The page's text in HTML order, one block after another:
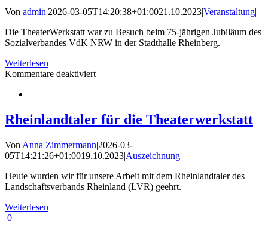
Von admin|2026-03-05T14:20:38+01:0021.10.2023|Veranstaltung|
Die TheaterWerkstatt war zu Besuch beim 75-jährigen Jubiläum des
Sozialverbandes VdK NRW in der Stadthalle Rheinberg.
Weiterlesen
Kommentare deaktiviertfür
die
TheaterWerkstatt
Rheinlandtaler für die Theaterwerkstatt
Von Anna Zimmermann|2026-03-
05T14:21:26+01:0019.10.2023|Auszeichnung|
Heute wurden wir für unsere Arbeit mit dem Rheinlandtaler des
Landschaftsverbands Rheinland (LVR) geehrt.
Weiterlesen
0